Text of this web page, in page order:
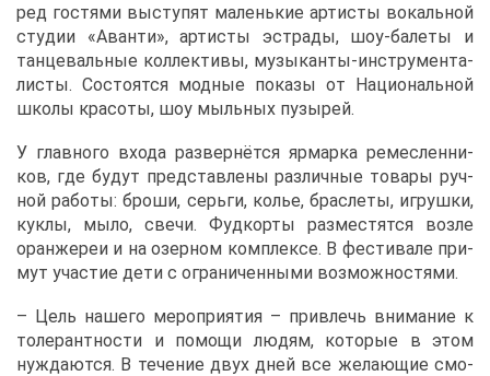
ред го­стя­ми вы­сту­пят ма­лень­кие ар­ти­сты во­каль­ной
сту­дии «Аван­ти», ар­ти­сты эст­ра­ды, шоу-ба­ле­ты и
тан­це­валь­ные кол­лек­ти­вы, му­зы­кан­ты-ин­стру­мен­та­
ли­сты. Со­сто­ят­ся мод­ные по­ка­зы от На­ци­о­наль­ной
шко­лы кра­со­ты, шоу мыль­ных пу­зы­рей.
У глав­но­го вхо­да раз­вер­нёт­ся яр­мар­ка ре­мес­лен­ни­
ков, где бу­дут пред­став­ле­ны раз­лич­ные то­ва­ры руч­
ной ра­бо­ты: бро­ши, серь­ги, ко­лье, брас­ле­ты, иг­руш­ки,
кук­лы, мы­ло, све­чи. Фуд­кор­ты раз­ме­стят­ся воз­ле
оран­же­реи и на озер­ном ком­плек­се. В фе­сти­ва­ле при­
мут уча­стие де­ти с огра­ни­чен­ны­ми воз­мож­но­стя­ми.
– Цель на­ше­го ме­ро­при­я­тия – при­влечь вни­ма­ние к
то­ле­рант­но­сти и по­мо­щи лю­дям, ко­то­рые в этом
нуж­да­ют­ся. В те­че­ние двух дней все же­ла­ю­щие смо­